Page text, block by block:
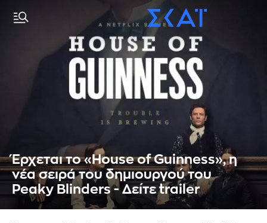
Έρχεται το «House of Guinness», η
νέα σειρά του δημιουργού του
Peaky Blinders - Δείτε trailer